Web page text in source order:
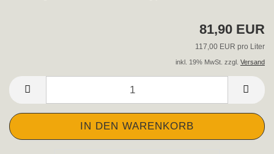
81,90 EUR
117,00 EUR pro Liter
inkl. 19% MwSt. zzgl. Versand